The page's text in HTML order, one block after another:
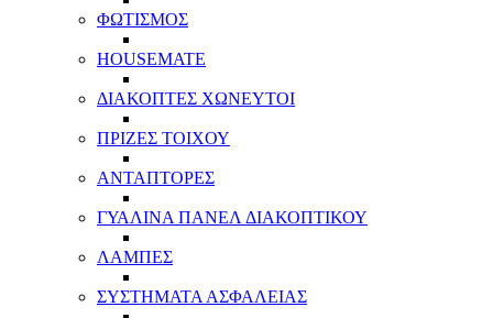
ΦΩΤΙΣΜΟΣ
HOUSEMATE
ΔΙΑΚΟΠΤΕΣ ΧΩΝΕΥΤΟΙ
ΠΡΙΖΕΣ ΤΟΙΧΟΥ
ΑΝΤΑΠΤΟΡΕΣ
ΓΥΑΛΙΝΑ ΠΑΝΕΛ ΔΙΑΚΟΠΤΙΚΟΥ
ΛΑΜΠΕΣ
ΣΥΣΤΗΜΑΤΑ ΑΣΦΑΛΕΙΑΣ